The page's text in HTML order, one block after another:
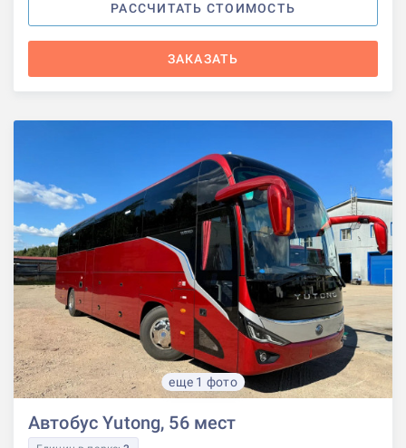
РАССЧИТАТЬ СТОИМОСТЬ
ЗАКАЗАТЬ
еще 1 фото
Автобус Yutong, 56 мест